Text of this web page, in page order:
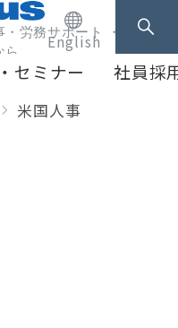
労務サポート ・人事マネ
ら
English
セミナー 社員採
米国人事